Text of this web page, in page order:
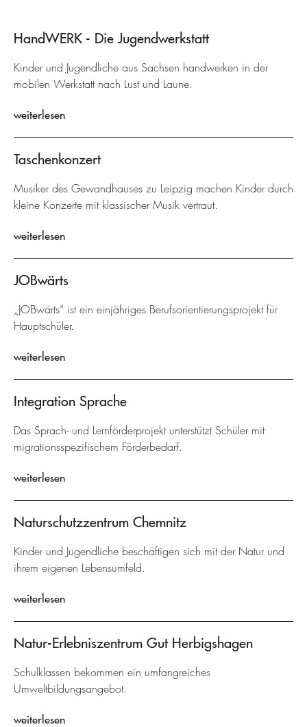
HandWERK - Die Jugendwerkstatt
Kinder und Jugendliche aus Sachsen handwerken in der
mobilen Werkstatt nach Lust und Laune.
weiterlesen
Taschenkonzert
Musiker des Gewandhauses zu Leipzig machen Kinder durch
kleine Konzerte mit klassischer Musik vertraut.
weiterlesen
JOBwärts
„JOBwärts“ ist ein einjähriges Berufsorientierungsprojekt für
Hauptschüler.
weiterlesen
Integration Sprache
Das Sprach- und Lernförderprojekt unterstützt Schüler mit
migrationsspezifischem Förderbedarf.
weiterlesen
Naturschutzzentrum Chemnitz
Kinder und Jugendliche beschäftigen sich mit der Natur und
ihrem eigenen Lebensumfeld.
weiterlesen
Natur-Erlebniszentrum Gut Herbigshagen
Schulklassen bekommen ein umfangreiches
Umweltbildungsangebot.
weiterlesen